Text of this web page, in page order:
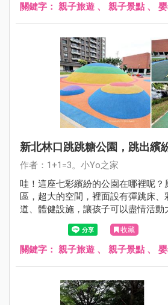
關鍵字： 親子旅遊 、 親子景點 、
新北林口跳跳糖公園，跳出繽
作者：1+1=3。小Yo之家
哇！這座七彩繽紛的公園在哪裡呢？
區，超大的空間，裡面設有彈跳床、
道、體健設施，讓孩子可以盡情活動
收藏
關鍵字： 親子旅遊 、 親子景點 、